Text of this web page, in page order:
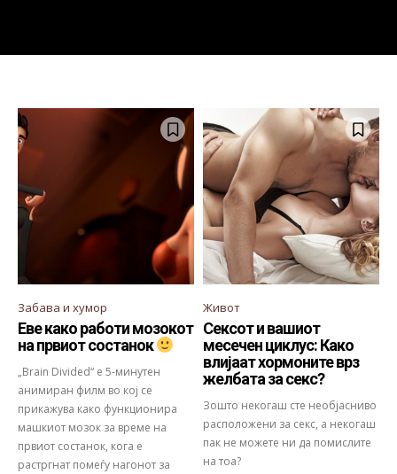
Забава и хумор
Еве како работи мозокот
на првиот состанок
„Brain Divided“ е 5-минутен
анимиран филм во кој се
прикажува како функционира
машкиот мозок за време на
првиот состанок, кога е
растргнат помеѓу нагонот за
Живот
Сексот и вашиот
месечен циклус: Како
влијаат хормоните врз
желбата за секс?
Зошто некогаш сте необјасниво
расположени за секс, а некогаш
пак не можете ни да помислите
на тоа?